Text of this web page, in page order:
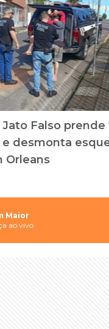
Jato Falso prende
e desmonta
Orleans
Maior
ao vivo